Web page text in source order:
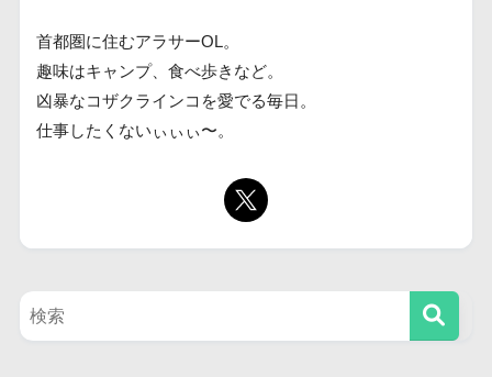
首都圏に住むアラサーOL。
趣味はキャンプ、食べ歩きなど。
凶暴なコザクラインコを愛でる毎日。
仕事したくないぃぃぃ〜。